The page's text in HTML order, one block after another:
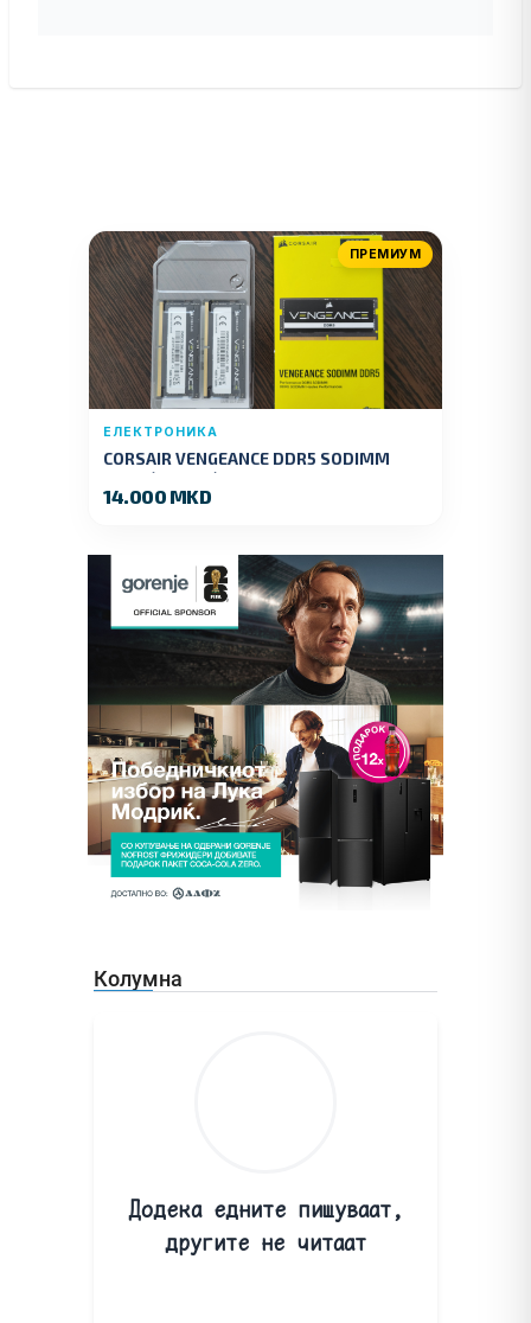
ПРЕМИУМ
ЕЛЕКТРОНИКА
CORSAIR VENGEANCE DDR5 SODIMM
32GB (2x16GB) DDR5 4800MT/s
14.000 MKD
Колумна
Додека едните пишуваат,
другите не читаат